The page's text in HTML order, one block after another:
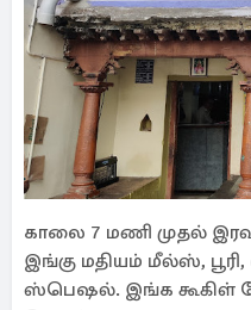
காலை 7 மணி முதல்
இங்கு மதியம் மீல்ஸ்,
ஸ்பெஷல். இங்க கூகிள்